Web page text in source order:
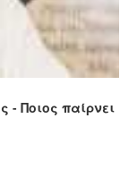
- Ποιος παίρνει